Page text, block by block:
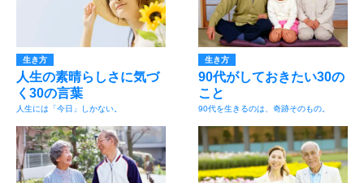
生き方
人生の素晴らしさに気づ
く30の言葉
人生には「今日」しかない。
生き方
90代がしておきたい30の
こと
90代を生きるのは、奇跡そのもの。